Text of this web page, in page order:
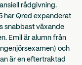
rådgivning.
har Qred expanderat
snabbast växande
Emil är alumn från
och
är en eftertraktad